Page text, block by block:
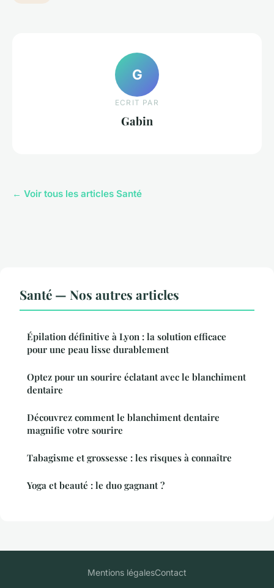
G
ECRIT PAR
Gabin
← Voir tous les articles Santé
Santé — Nos autres articles
Épilation définitive à Lyon : la solution efficace
pour une peau lisse durablement
Optez pour un sourire éclatant avec le blanchiment
dentaire
Découvrez comment le blanchiment dentaire
magnifie votre sourire
Tabagisme et grossesse : les risques à connaître
Yoga et beauté : le duo gagnant ?
Mentions légalesContact